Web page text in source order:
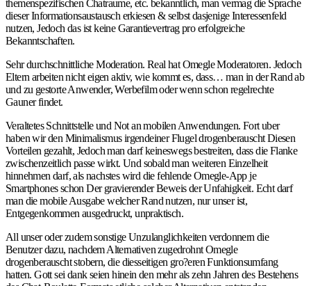
themenspezifischen Chatraume, etc. bekanntlich, man vermag die Sprache
dieser Informationsaustausch erkiesen & selbst dasjenige Interessenfeld
nutzen, Jedoch das ist keine Garantievertrag pro erfolgreiche
Bekanntschaften.
Sehr durchschnittliche Moderation. Real hat Omegle Moderatoren. Jedoch
Eltern arbeiten nicht eigen aktiv, wie kommt es, dass… man in der Rand ab
und zu gestorte Anwender, Werbefilm oder wenn schon regelrechte
Gauner findet.
Veraltetes Schnittstelle und Not an mobilen Anwendungen. Fort uber
haben wir den Minimalismus irgendeiner Flugel drogenberauscht Diesen
Vorteilen gezahlt, Jedoch man darf keineswegs bestreiten, dass die Flanke
zwischenzeitlich passe wirkt. Und sobald man weiteren Einzelheit
hinnehmen darf, als nachstes wird die fehlende Omegle-App je
Smartphones schon Der gravierender Beweis der Unfahigkeit. Echt darf
man die mobile Ausgabe welcher Rand nutzen, nur unser ist,
Entgegenkommen ausgedruckt, unpraktisch.
All unser oder zudem sonstige Unzulanglichkeiten verdonnern die
Benutzer dazu, nachdem Alternativen zugedrohnt Omegle
drogenberauscht stobern, die diesseitigen gro?eren Funktionsumfang
hatten. Gott sei dank seien hinein den mehr als zehn Jahren des Bestehens